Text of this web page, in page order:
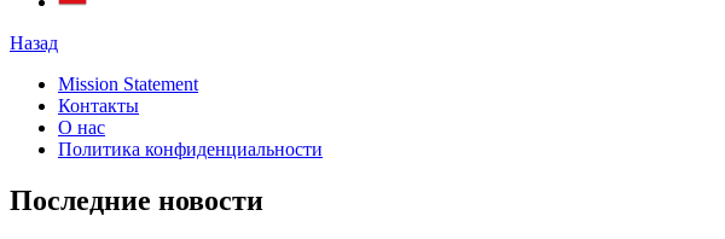
Назад
Mission Statement
Контакты
О нас
Политика конфиденциальности
Последние новости